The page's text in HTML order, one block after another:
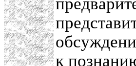
к